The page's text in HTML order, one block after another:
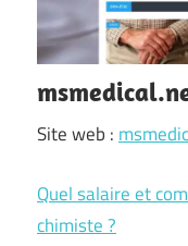
Site web :
Quel salaire et
chimiste ?